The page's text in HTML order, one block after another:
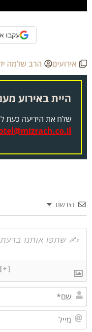
עקבו
אירועים הרב שלמה
היית באירוע
שלח את הידיעה כעת
kotel@mizrach.co.il
הירשם
{}